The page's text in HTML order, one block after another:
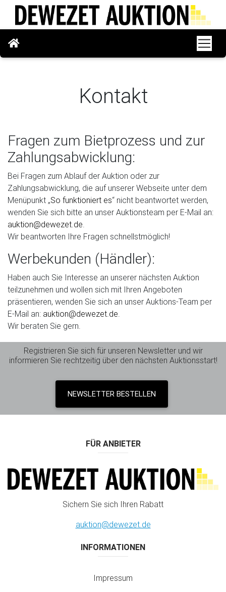
Kontakt
Fragen zum Bietprozess und zur
Zahlungsabwicklung:
Bei Fragen zum Ablauf der Auktion oder zur
Zahlungsabwicklung, die auf unserer Webseite unter dem
Menüpunkt „So funktioniert es“ nicht beantwortet werden,
wenden Sie sich bitte an unser Auktionsteam per E-Mail an:
auktion@dewezet.de
Wir beantworten Ihre Fragen schnellstmöglich!
Werbekunden (Händler):
Haben auch Sie Interesse an unserer nächsten Auktion
teilzunehmen und wollen sich mit Ihren Angeboten
präsentieren, wenden Sie sich an unser Auktions-Team per
E-Mail an: auktion@dewezet.de
Wir beraten Sie gern.
Registrieren Sie sich für unseren Newsletter und wir
informieren Sie rechtzeitig über den nächsten Auktionsstart!
NEWSLETTER BESTELLEN
FÜR ANBIETER
Sichern Sie sich Ihren Rabatt
auktion@dewezet.de
INFORMATIONEN
Impressum